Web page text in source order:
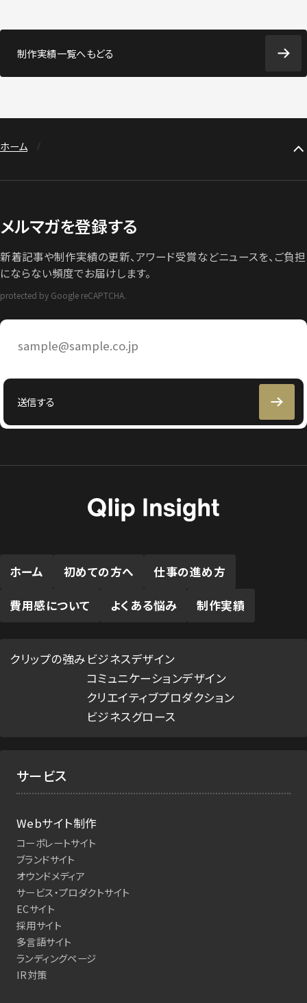
制作実績一覧へもどる
ホーム
メルマガを登録する
新着記事や制作実績の更新、アワード受賞などニュースを、ご負担
にならない頻度でお届けします。
protected by Google reCAPTCHA.
ド
送信する
ホーム 初めての方へ 仕事の進め方
費用感について よくある悩み 制作実績
クリップの強み ビジネスデザイン
コミュニケーションデザイン
クリエイティブプロダクション
ビジネスグロース
サービス
Webサイト制作
コーポレートサイト
ブランドサイト
オウンドメディア
サービス・プロダクトサイト
ECサイト
採用サイト
多言語サイト
ランディングページ
IR対策